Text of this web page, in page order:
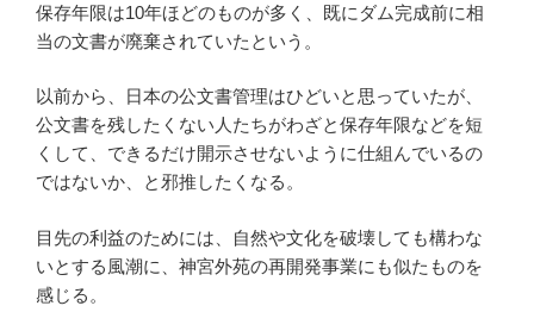
保存年限は10年ほどのものが多く、既にダム完成前に相
当の文書が廃棄されていたという。
以前から、日本の公文書管理はひどいと思っていたが、
公文書を残したくない人たちがわざと保存年限などを短
くして、できるだけ開示させないように仕組んでいるの
ではないか、と邪推したくなる。
目先の利益のためには、自然や文化を破壊しても構わな
いとする風潮に、神宮外苑の再開発事業にも似たものを
感じる。